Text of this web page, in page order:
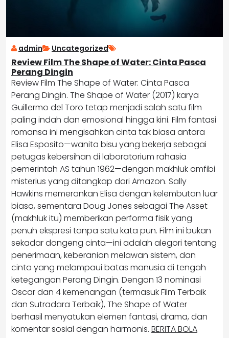
admin Uncategorized
Review Film The Shape of Water: Cinta Pasca
Perang Dingin
Review Film The Shape of Water: Cinta Pasca
Perang Dingin. The Shape of Water (2017) karya
Guillermo del Toro tetap menjadi salah satu film
paling indah dan emosional hingga kini. Film fantasi
romansa ini mengisahkan cinta tak biasa antara
Elisa Esposito—wanita bisu yang bekerja sebagai
petugas kebersihan di laboratorium rahasia
pemerintah AS tahun 1962—dengan makhluk amfibi
misterius yang ditangkap dari Amazon. Sally
Hawkins memerankan Elisa dengan kelembutan luar
biasa, sementara Doug Jones sebagai The Asset
(makhluk itu) memberikan performa fisik yang
penuh ekspresi tanpa satu kata pun. Film ini bukan
sekadar dongeng cinta—ini adalah alegori tentang
penerimaan, keberanian melawan sistem, dan
cinta yang melampaui batas manusia di tengah
ketegangan Perang Dingin. Dengan 13 nominasi
Oscar dan 4 kemenangan (termasuk Film Terbaik
dan Sutradara Terbaik), The Shape of Water
berhasil menyatukan elemen fantasi, drama, dan
komentar sosial dengan harmonis. BERITA BOLA